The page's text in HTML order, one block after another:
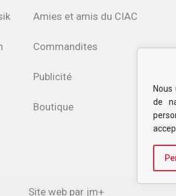
de
Amies et amis du CIAC
Commandites
Publicité
Boutique
Site web par jm+